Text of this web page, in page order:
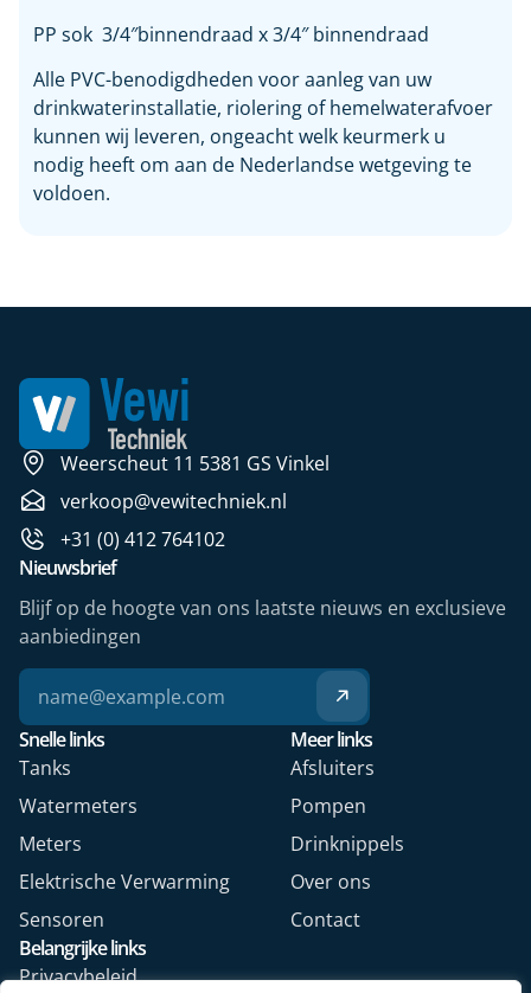
PP sok 3/4″binnendraad x 3/4″ binnendraad
Alle PVC-benodigdheden voor aanleg van uw
drinkwaterinstallatie, riolering of hemelwaterafvoer
kunnen wij leveren, ongeacht welk keurmerk u
nodig heeft om aan de Nederlandse wetgeving te
voldoen.
Weerscheut 11 5381 GS Vinkel
verkoop@vewitechniek.nl
+31 (0) 412 764102
Snelle links
Tanks
Watermeters
Meters
Elektrische Verwarming
Sensoren
Meer links
Afsluiters
Pompen
Drinknippels
Over ons
Contact
Belangrijke links
Privacybeleid
Nieuwsbrief
Blijf op de hoogte van ons laatste nieuws en exclusieve
aanbiedingen